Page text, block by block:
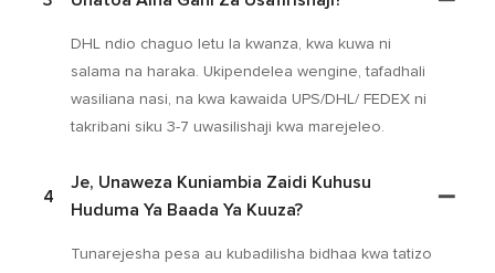
DHL ndio chaguo letu la kwanza, kwa kuwa ni
salama na haraka. Ukipendelea wengine, tafadhali
wasiliana nasi, na kwa kawaida UPS/DHL/ FEDEX ni
takribani siku 3-7 uwasilishaji kwa marejeleo.
4
Je, Unaweza Kuniambia Zaidi Kuhusu
Huduma Ya Baada Ya Kuuza?
Tunarejesha pesa au kubadilisha bidhaa kwa tatizo